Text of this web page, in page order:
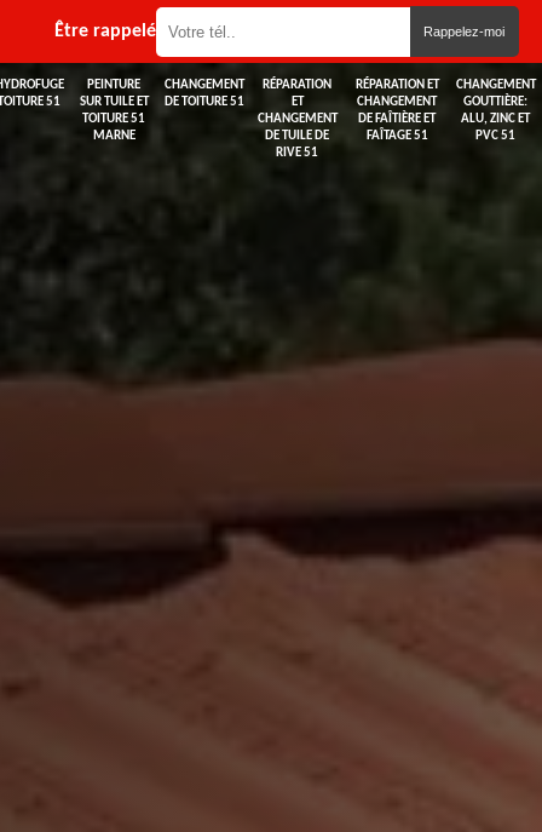
Être rappelé
51
PEINTURE
SUR TUILE ET
TOITURE 51
MARNE
CHANGEMENT
DE TOITURE 51
RÉPARATION
ET
CHANGEMENT
DE TUILE DE
RIVE 51
RÉPARATION ET
CHANGEMENT
DE FAÎTIÈRE ET
FAÎTAGE 51
CHANGEMENT
GOUTTIÈRE:
ALU, ZINC ET
PVC 51